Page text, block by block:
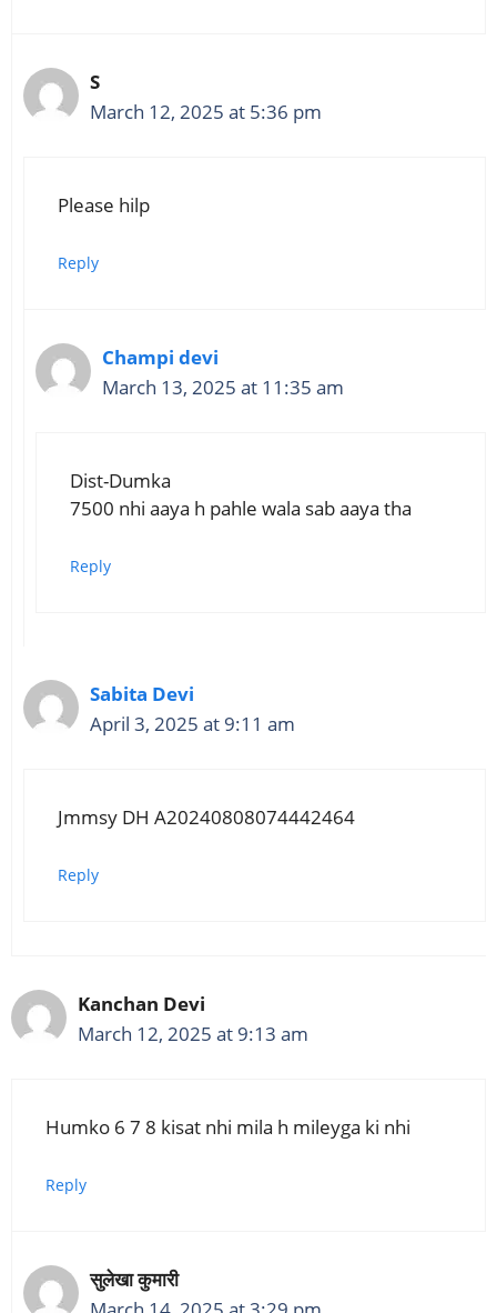
S
March 12, 2025 at 5:36 pm
Please hilp
Reply
Champi devi
March 13, 2025 at 11:35 am
Dist-Dumka
7500 nhi aaya h pahle wala sab aaya tha
Reply
Sabita Devi
April 3, 2025 at 9:11 am
Jmmsy DH A20240808074442464
Reply
Kanchan Devi
March 12, 2025 at 9:13 am
Humko 6 7 8 kisat nhi mila h mileyga ki nhi
Reply
सुलेखा कुमारी